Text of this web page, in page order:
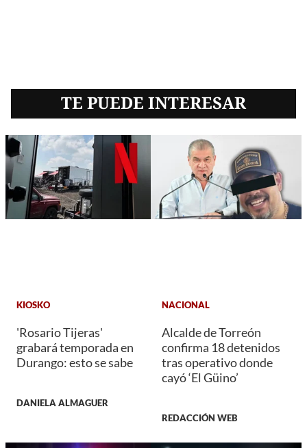
TE PUEDE INTERESAR
KIOSKO
'Rosario Tijeras'
grabará temporada en
Durango: esto se sabe
DANIELA ALMAGUER
NACIONAL
Alcalde de Torreón
confirma 18 detenidos
tras operativo donde
cayó ‘El Güino’
REDACCIÓN WEB